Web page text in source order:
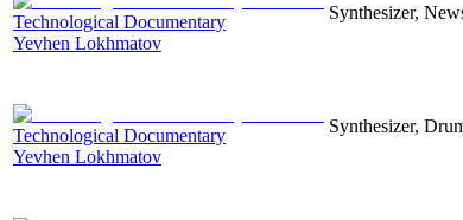
Technological Documentary
Yevhen Lokhmatov
Synthesizer,
Technological Documentary
Yevhen Lokhmatov
Synthesizer,